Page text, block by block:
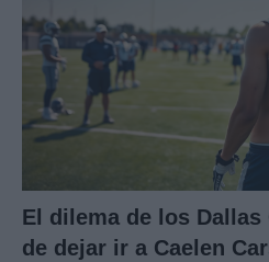
El dilema de los
de dejar ir a Caelen